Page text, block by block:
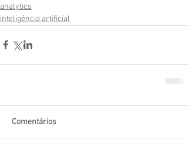
analytics
inteligência artificial
Comentários